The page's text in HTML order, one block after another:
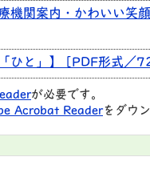
関案内・かわいい笑
ひと」】 [PDF形式／
が必要です。
Acrobat Readerをダウ